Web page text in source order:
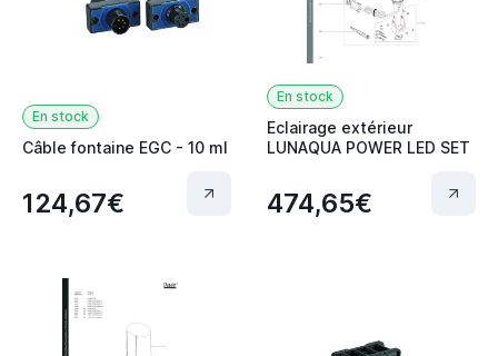
En stock
Câble fontaine EGC - 10 ml
124,67€
En stock
Eclairage extérieur
LUNAQUA POWER LED SET
474,65€